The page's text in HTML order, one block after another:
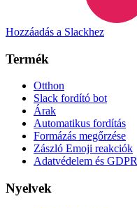
Hozzáadás a Slackhez
Termék
Otthon
Slack fordító bot
Árak
Automatikus fordítás
Formázás megőrzése
Zászló Emoji reakciók
Adatvédelem és GDPR
Nyelvek